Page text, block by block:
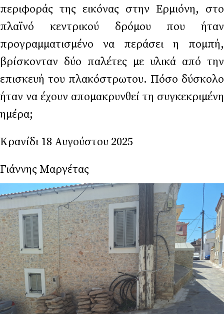
περιφοράς της εικόνας στην Ερμιόνη, στο
πλαϊνό κεντρικού δρόμου που ήταν
προγραμματισμένο να περάσει η πομπή,
βρίσκονταν δύο παλέτες με υλικά από την
επισκευή του πλακόστρωτου. Πόσο δύσκολο
ήταν να έχουν απομακρυνθεί τη συγκεκριμένη
ημέρα;
Κρανίδι 18 Αυγούστου 2025
Γιάννης Μαργέτας